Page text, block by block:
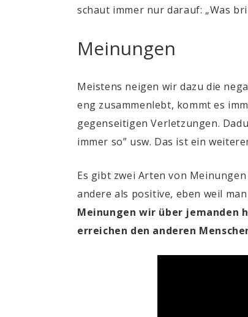
schaut immer nur darauf: „Was
Meinungen
Meistens neigen wir dazu die
eng zusammenlebt, kommt es
gegenseitigen Verletzungen.
immer so” usw. Das ist ein
Es gibt zwei Arten von
andere als positive, eben weil
Meinungen wir über jemanden
erreichen den anderen